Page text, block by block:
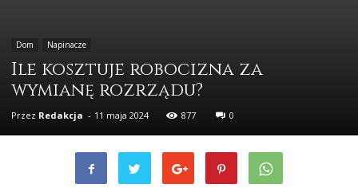
Dom Napinacze
Ile kosztuje robocizna za
wymianę rozrządu?
Przez Redakcja - 11 maja 2024 877 0